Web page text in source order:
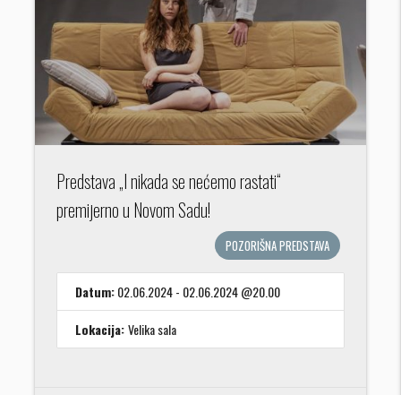
Predstava „I nikada se nećemo rastati“
premijerno u Novom Sadu!
POZORIŠNA PREDSTAVA
Datum:02.06.2024 - 02.06.2024 @20.00
Lokacija:Velika sala